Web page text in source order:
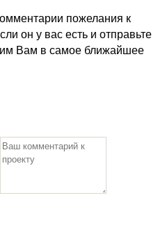
пожелания к
он у вас есть и отправьте
Вам в самое ближайшее